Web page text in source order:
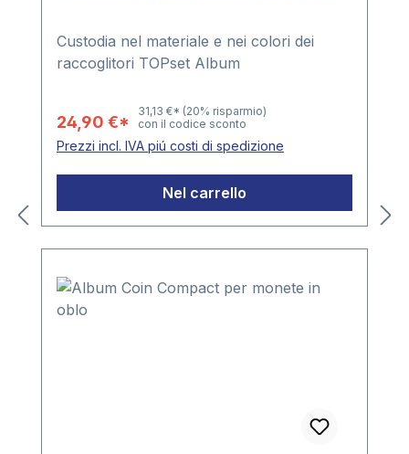
Custodia nel materiale e nei colori dei
raccoglitori TOPset Album
24,90 €*
31,13 €* (20% risparmio)
con il codice sconto
Prezzi incl. IVA piú costi di spedizione
Nel carrello